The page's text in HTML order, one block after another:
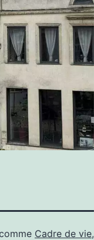
Cadre de vie,